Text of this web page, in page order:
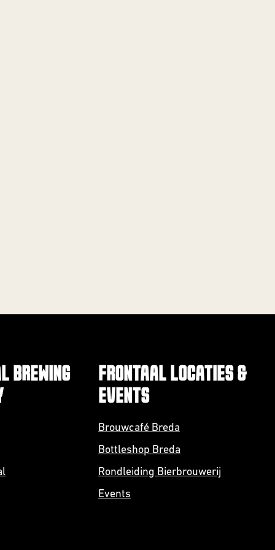
BREWING
FRONTAAL LOCATIES &
EVENTS
Brouwcafé Breda
Bottleshop Breda
Rondleiding Bierbrouwerij
Events